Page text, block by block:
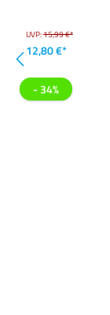
UVP:15,99 €*
12,80 €*
- 34%